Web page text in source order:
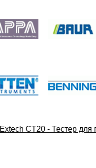
Extech CT20 - Тестер